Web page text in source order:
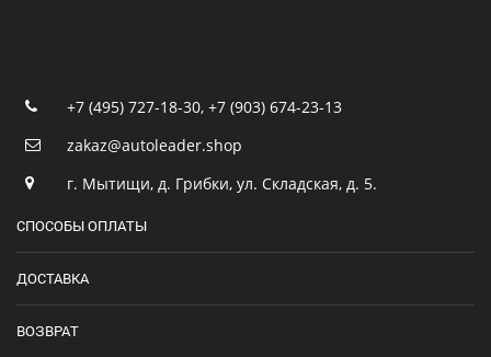
+7 (495) 727-18-30, +7 (903) 674-23-13
zakaz@autoleader.shop
г. Мытищи, д. Грибки, ул. Складская, д. 5.
СПОСОБЫ ОПЛАТЫ
ДОСТАВКА
ВОЗВРАТ